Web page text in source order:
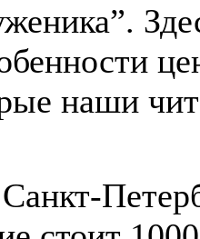
наши